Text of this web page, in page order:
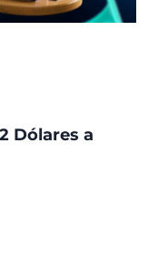
Dólares a